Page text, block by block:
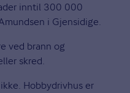
inntil 300 000
i Gjensidige.
ved brann og
skred.
Hobbydrivhus er